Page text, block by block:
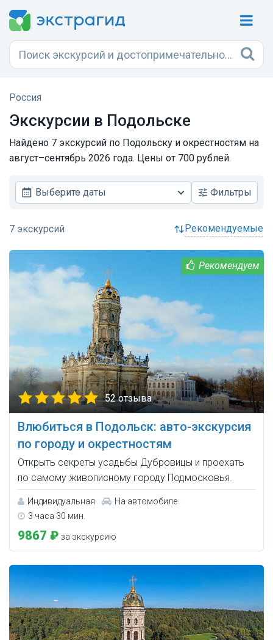
Россия
Экскурсии в Подольске
Найдено 7 экскурсий по Подольску и окрестностям на
август–сентябрь 2026 года. Цены от 700 рублей.
Выберите даты Фильтры
рекомендуемые
52 отзыва
Влюбиться в Подольск: авто-экскурсия
по городу и окрестностям
Открыть секреты усадьбы Дубровицы и проехать
по самому живописному городу Подмосковья.
Индивидуальная
На автомобиле
3 часа 30 мин.
9867 ₽ за экскурсию